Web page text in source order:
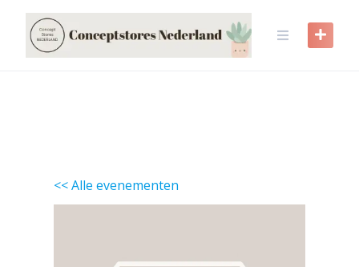
content
<< Alle evenementen